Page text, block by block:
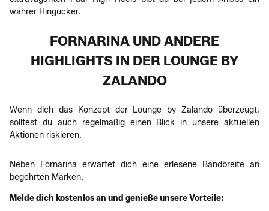
wahrer Hingucker.
FORNARINA UND ANDERE
HIGHLIGHTS IN DER LOUNGE BY
ZALANDO
Wenn dich das Konzept der Lounge by Zalando überzeugt,
solltest du auch regelmäßig einen Blick in unsere aktuellen
Aktionen riskieren.
Neben Fornarina erwartet dich eine erlesene Bandbreite an
begehrten Marken.
Melde dich kostenlos an und genieße unsere Vorteile: